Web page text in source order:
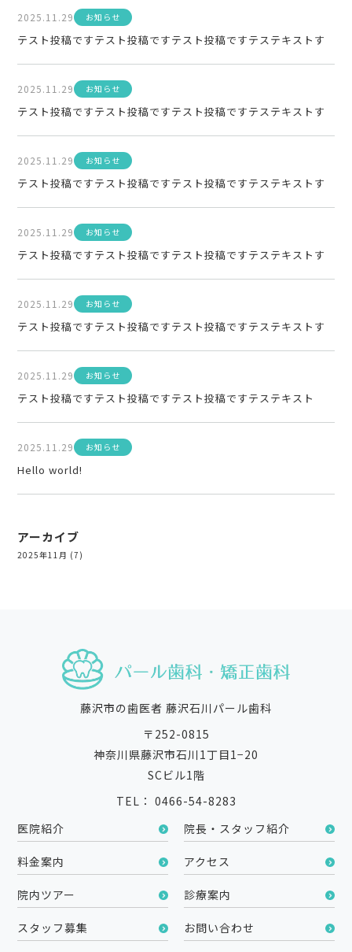
2025.11.29 お知らせ
テスト投稿ですテスト投稿ですテスト投稿ですテステキストす
2025.11.29 お知らせ
テスト投稿ですテスト投稿ですテスト投稿ですテステキストす
2025.11.29 お知らせ
テスト投稿ですテスト投稿ですテスト投稿ですテステキストす
2025.11.29 お知らせ
テスト投稿ですテスト投稿ですテスト投稿ですテステキストす
2025.11.29 お知らせ
テスト投稿ですテスト投稿ですテスト投稿ですテステキストす
2025.11.29 お知らせ
テスト投稿ですテスト投稿ですテスト投稿ですテステキスト
2025.11.29 お知らせ
Hello world!
アーカイブ
2025年11月 (7)
藤沢市の歯医者 藤沢石川パール歯科
〒252-0815
神奈川県藤沢市石川1丁目1−20
SCビル1階
TEL： 0466-54-8283
医院紹介
院長・スタッフ紹介
料金案内 アクセス
院内ツアー 診療案内
スタッフ募集 お問い合わせ